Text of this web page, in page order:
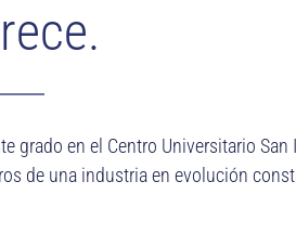
grado en el Centro Universitario San
de una industria en evolución